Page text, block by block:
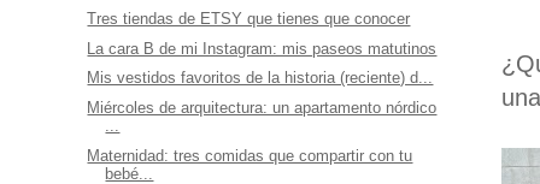
Tres tiendas de ETSY que tienes que conocer
La cara B de mi Instagram: mis paseos matutinos
Mis vestidos favoritos de la historia (reciente) d...
Miércoles de arquitectura: un apartamento nórdico
...
Maternidad: tres comidas que compartir con tu
bebé...